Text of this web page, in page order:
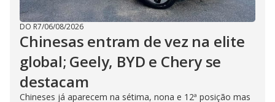
DO R7/06/08/2026
Chinesas entram de vez na elite
global; Geely, BYD e Chery se
destacam
Chineses já aparecem na sétima, nona e 12ª posição mas